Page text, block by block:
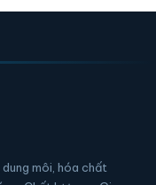
môi, hóa chất